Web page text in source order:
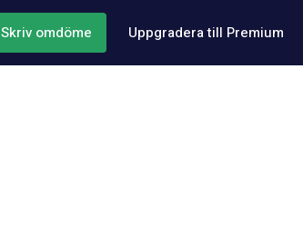
Skriv omdöme Uppgradera till Premium